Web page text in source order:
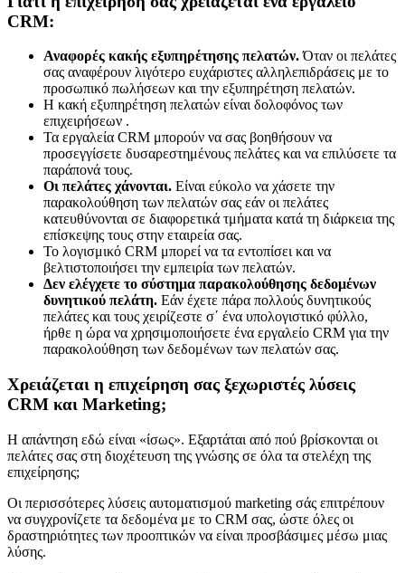
CRM:
Αναφορές κακής εξυπηρέτησης πελατών.Όταν οι πελάτες
σας αναφέρουν λιγότερο ευχάριστες αλληλεπιδράσεις με το
προσωπικό πωλήσεων και την εξυπηρέτηση πελατών.
Η κακή εξυπηρέτηση πελατών είναι δολοφόνος των
επιχειρήσεων .
Τα εργαλεία CRM μπορούν να σας βοηθήσουν να
προσεγγίσετε δυσαρεστημένους πελάτες και να επιλύσετε τα
παράπονά τους.
Οι πελάτες χάνονται. Είναι εύκολο να χάσετε την
παρακολούθηση των πελατών σας εάν οι πελάτες
κατευθύνονται σε διαφορετικά τμήματα κατά τη διάρκεια της
επίσκεψης τους στην εταιρεία σας.
Το λογισμικό CRM μπορεί να τα εντοπίσει και να
βελτιστοποιήσει την εμπειρία των πελατών.
Δεν ελέγχετε το σύστημα παρακολούθησης δεδομένων
δυνητικού πελάτη. Εάν έχετε πάρα πολλούς δυνητικούς
πελάτες και τους χειρίζεστε σ΄ ένα υπολογιστικό φύλλο,
ήρθε η ώρα να χρησιμοποιήσετε ένα εργαλείο CRM για την
παρακολούθηση των δεδομένων των πελατών σας.
Χρειάζεται η επιχείρηση σας ξεχωριστές λύσεις
CRM και Marketing;
Η απάντηση εδώ είναι «ίσως». Εξαρτάται από πού βρίσκονται οι
πελάτες σας στη διοχέτευση της γνώσης σε όλα τα στελέχη της
επιχείρησης;
Οι περισσότερες λύσεις αυτοματισμού marketing σάς επιτρέπουν
να συγχρονίζετε τα δεδομένα με το CRM σας, ώστε όλες οι
δραστηριότητες των προοπτικών να είναι προσβάσιμες μέσω μιας
λύσης.